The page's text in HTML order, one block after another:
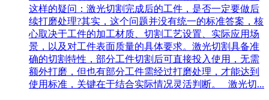
这样的疑问：激光切割完成后的工件，是否一定要做后
续打磨处理?其实，这个问题并没有统一的标准答案，核
心取决于工件的加工材质、切割工艺设置、实际应用场
景，以及对工件表面质量的具体要求。激光切割具备准
确的切割特性，部分工件切割后可直接投入使用，无需
额外打磨，但也有部分工件需经过打磨处理，才能达到
使用标准，关键在于结合实际情况灵活判断。 激光切...